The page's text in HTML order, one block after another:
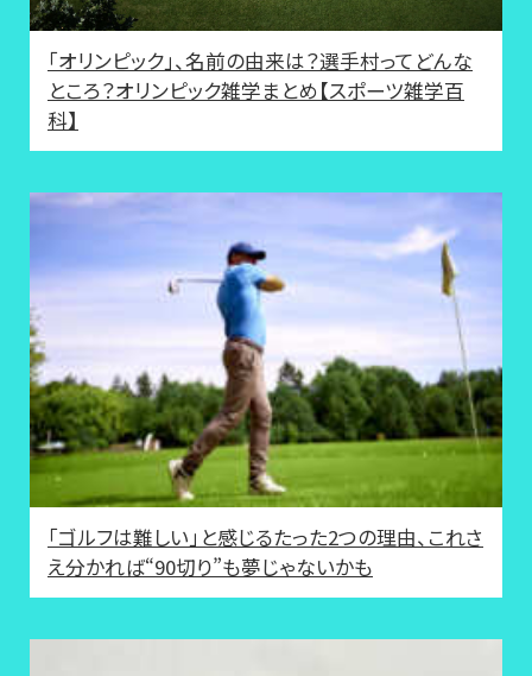
「オリンピック」、名前の由来は？選手村ってどんな
ところ？オリンピック雑学まとめ【スポーツ雑学百
科】
「ゴルフは難しい」と感じるたった2つの理由、これさ
え分かれば“90切り”も夢じゃないかも